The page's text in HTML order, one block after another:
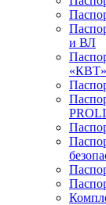
и ВЛ
«КВТ»